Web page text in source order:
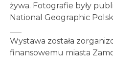
żywa. Fotografie były
National Geographic
Wystawa została
finansowemu miasta